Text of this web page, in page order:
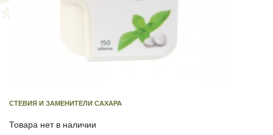
СТЕВИЯ И ЗАМЕНИТЕЛИ САХАРА
Товара нет в наличии